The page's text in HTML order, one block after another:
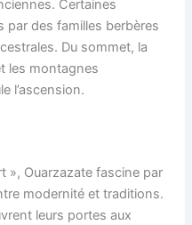
Certaines
par des familles berbères
Du sommet, la
les montagnes
l’ascension.
», Ouarzazate fascine par
modernité et traditions.
leurs portes aux